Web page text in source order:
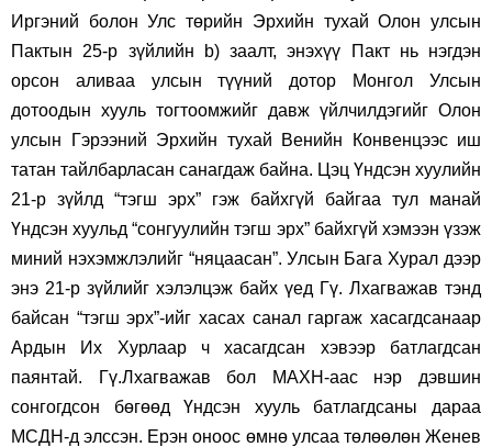
Иргэний болон Улс төрийн Эрхийн тухай Олон улсын
Пактын 25-р зүйлийн b) заалт, энэхүү Пакт нь нэгдэн
орсон аливаа улсын түүний дотор Монгол Улсын
дотоодын хууль тогтоомжийг давж үйлчилдэгийг Олон
улсын Гэрээний Эрхийн тухай Венийн Конвенцээс иш
татан тайлбарласан санагдаж байна. Цэц Үндсэн хуулийн
21-р зүйлд “тэгш эрх” гэж байхгүй байгаа тул манай
Үндсэн хуульд “сонгуулийн тэгш эрх” байхгүй хэмээн үзэж
миний нэхэмжлэлийг “няцаасан”. Улсын Бага Хурал дээр
энэ 21-р зүйлийг хэлэлцэж байх үед Гү. Лхагважав тэнд
байсан “тэгш эрх”-ийг хасах санал гаргаж хасагдсанаар
Ардын Их Хурлаар ч хасагдсан хэвээр батлагдсан
паянтай. Гү.Лхагважав бол МАХН-аас нэр дэвшин
сонгогдсон бөгөөд Үндсэн хууль батлагдсаны дараа
МСДН-д элссэн. Ерэн оноос өмнө улсаа төлөөлөн Женев